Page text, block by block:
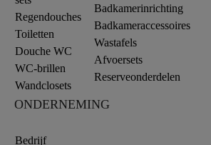
Regendouches
Toiletten
Douche WC
WC-brillen
Wandclosets
Badkamerinrichting
Badkameraccessoires
Wastafels
Afvoersets
Reserveonderdelen
ONDERNEMING
Bedrijf